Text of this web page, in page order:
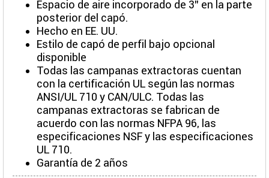
Espacio de aire incorporado de 3" en la parte
posterior del capó.
Hecho en EE. UU.
Estilo de capó de perfil bajo opcional
disponible
Todas las campanas extractoras cuentan
con la certificación UL según las normas
ANSI/UL 710 y CAN/ULC. Todas las
campanas extractoras se fabrican de
acuerdo con las normas NFPA 96, las
especificaciones NSF y las especificaciones
UL 710.
Garantía de 2 años